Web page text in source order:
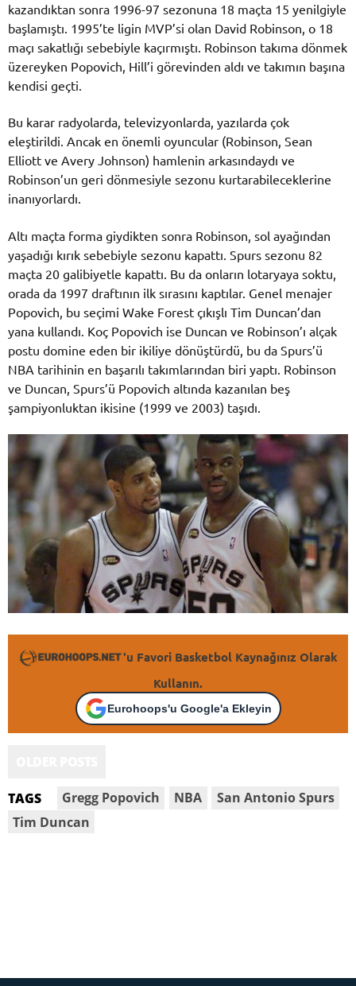
kazandıktan sonra 1996-97 sezonuna 18 maçta 15 yenilgiyle
başlamıştı. 1995’te ligin MVP’si olan David Robinson, o 18
maçı sakatlığı sebebiyle kaçırmıştı. Robinson takıma dönmek
üzereyken Popovich, Hill’i görevinden aldı ve takımın başına
kendisi geçti.
Bu karar radyolarda, televizyonlarda, yazılarda çok
eleştirildi. Ancak en önemli oyuncular (Robinson, Sean
Elliott ve Avery Johnson) hamlenin arkasındaydı ve
Robinson’un geri dönmesiyle sezonu kurtarabileceklerine
inanıyorlardı.
Altı maçta forma giydikten sonra Robinson, sol ayağından
yaşadığı kırık sebebiyle sezonu kapattı. Spurs sezonu 82
maçta 20 galibiyetle kapattı. Bu da onların lotaryaya soktu,
orada da 1997 draftının ilk sırasını kaptılar. Genel menajer
Popovich, bu seçimi Wake Forest çıkışlı Tim Duncan’dan
yana kullandı. Koç Popovich ise Duncan ve Robinson’ı alçak
postu domine eden bir ikiliye dönüştürdü, bu da Spurs’ü
NBA tarihinin en başarılı takımlarından biri yaptı. Robinson
ve Duncan, Spurs’ü Popovich altında kazanılan beş
şampiyonluktan ikisine (1999 ve 2003) taşıdı.
'u Favori Basketbol Kaynağınız Olarak
Kullanın.
Eurohoops'u Google'a Ekleyin
TAGS Gregg Popovich NBA
San Antonio Spurs
Tim Duncan